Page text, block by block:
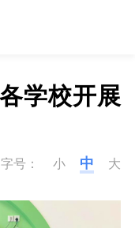
学校开展
字号： 小 中 大